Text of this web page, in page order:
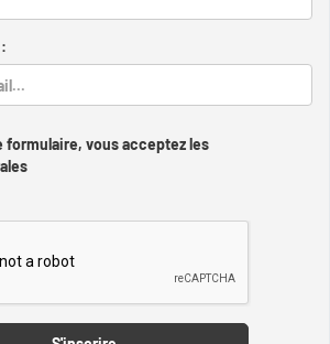
formulaire, vous acceptez les